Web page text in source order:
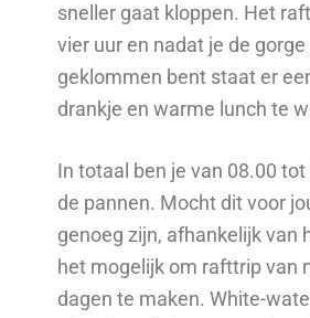
sneller gaat kloppen. Het
vier uur en nadat je de
geklommen bent staat er
drankje en warme lunch te
In totaal ben je van 08.00
de pannen. Mocht dit voor
genoeg zijn, afhankelijk van
het mogelijk om rafttrip van
dagen te maken. White-